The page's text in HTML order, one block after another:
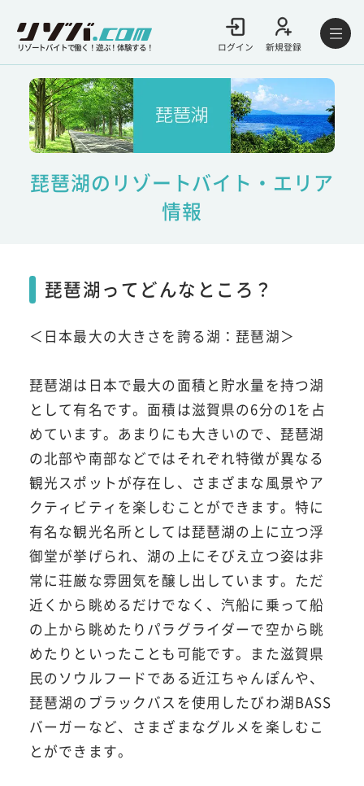
リゾートバイトで働く！遊ぶ！体験する！ ログイン 新規登録
琵琶湖のリゾートバイト・エリア
情報
琵琶湖ってどんなところ？
＜日本最大の大きさを誇る湖：琵琶湖＞
琵琶湖は日本で最大の面積と貯水量を持つ湖
として有名です。面積は滋賀県の6分の1を占
めています。あまりにも大きいので、琵琶湖
の北部や南部などではそれぞれ特徴が異なる
観光スポットが存在し、さまざまな風景やア
クティビティを楽しむことができます。特に
有名な観光名所としては琵琶湖の上に立つ浮
御堂が挙げられ、湖の上にそびえ立つ姿は非
常に荘厳な雰囲気を醸し出しています。ただ
近くから眺めるだけでなく、汽船に乗って船
の上から眺めたりパラグライダーで空から眺
めたりといったことも可能です。また滋賀県
民のソウルフードである近江ちゃんぽんや、
琵琶湖のブラックバスを使用したびわ湖BASS
バーガーなど、さまざまなグルメを楽しむこ
とができます。